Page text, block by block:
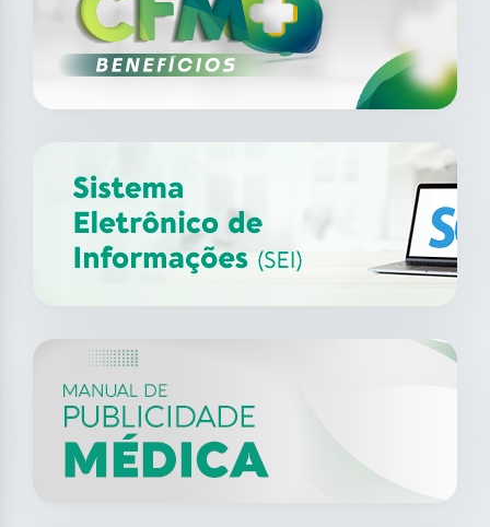
SAIBA MAIS
XII Fórum de Medicina do
Trabalho do CFM
14 ago
2026